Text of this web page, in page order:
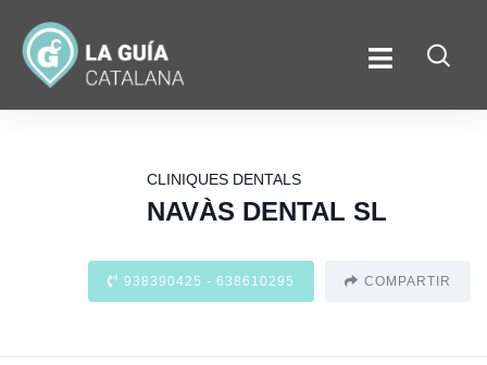
CLINIQUES DENTALS
NAVÀS DENTAL SL
938390425 - 638610295 COMPARTIR